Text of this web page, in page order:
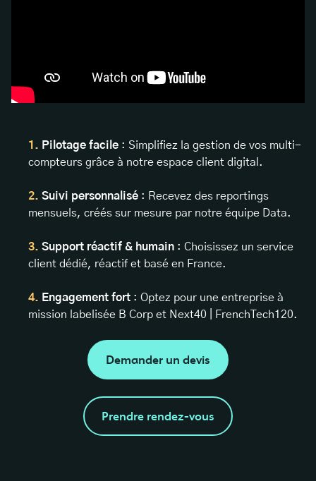
Pilotage facile : Simplifiez la gestion de vos multi-
compteurs grâce à notre espace client digital.
Suivi personnalisé : Recevez des reportings
mensuels, créés sur mesure par notre équipe Data.
Support réactif & humain : Choisissez un service
client dédié, réactif et basé en France.
Engagement fort : Optez pour une entreprise à
mission labelisée B Corp et Next40 | FrenchTech120.
Demander un devis
Prendre rendez-vous